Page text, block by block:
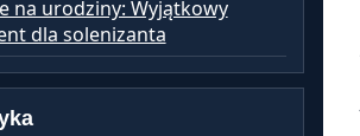
na urodziny: Wyjątkowy
dla solenizanta